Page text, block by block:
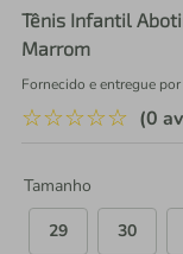
Tênis Infantil
Marrom
Fornecido e entregue por
☆☆☆☆☆ (0
Tamanho
29
30